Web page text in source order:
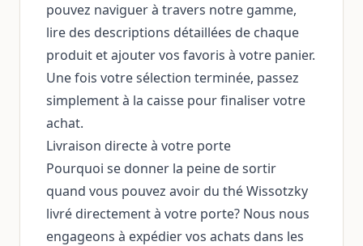
pouvez naviguer à travers notre gamme,
lire des descriptions détaillées de chaque
produit et ajouter vos favoris à votre panier.
Une fois votre sélection terminée, passez
simplement à la caisse pour finaliser votre
achat.
Livraison directe à votre porte
Pourquoi se donner la peine de sortir
quand vous pouvez avoir du thé Wissotzky
livré directement à votre porte? Nous nous
engageons à expédier vos achats dans les